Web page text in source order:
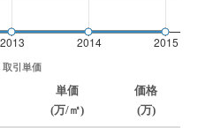
取引単価
単価
(万/㎡)
価格
(万)